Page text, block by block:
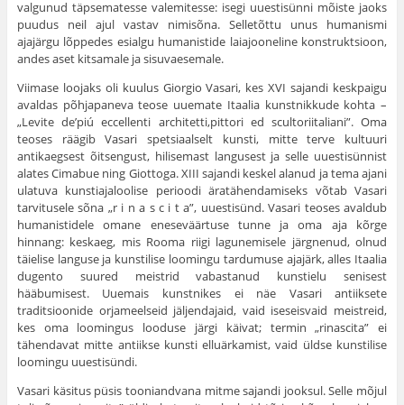
valgunud täpsematesse valemitesse: isegi uuesti­sünni mõiste jaoks
puudus neil ajul vastav nimisõna. Selletõttu unus humanismi
ajajärgu lõppedes esialgu humanistide laiajooneline kons­truktsioon,
andes aset kitsamale ja sisuvaesemale.
Viimase loojaks oli kuulus Giorgio Vasari, kes XVI sajandi keskpaigu
avaldas põhjapaneva teose uuemate Itaalia kunstnikkude kohta –
„Levite de’piú eccellenti architetti,pittori ed scultoriitaliani”. Oma
teoses räägib Vasari spetsiaalselt kunsti, mitte terve kultuuri
antikaegsest õitsengust, hilisemast langusest ja selle uuesti­sünnist
alates Cimabue ning Giottoga. XIII sajandi keskel alanud ja tema ajani
ulatuva kunstiajaloolise perioodi äratähendamiseks võtab Vasari
tarvitusele sõna „r i n a s c i t a”, uuestisünd. Vasari teoses aval­dub
humanistidele omane eneseväärtuse tunne ja oma aja kõrge
hinnang: keskaeg, mis Rooma riigi lagunemisele järgnenud, olnud
täielise languse ja kunstilise loomingu tardumuse ajajärk, alles Itaalia
dugento suured meistrid vabastanud kunstielu senisest
hääbumisest. Uuemais kunstnikes ei näe Vasari antiiksete
traditsioonide orjameel­seid jäljendajaid, vaid iseseisvaid meistreid,
kes oma loomingus loo­duse järgi käivat; termin „rinascita” ei
tähendavat mitte antiikse kunsti elluärkamist, vaid üldse kunstilise
loomingu uuestisündi.
Vasari käsitus püsis tooniandvana mitme sajandi jooksul. Selle mõjul